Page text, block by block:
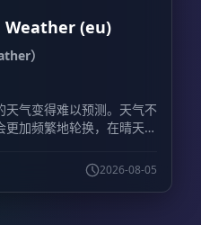
系统选项。 **快速开
64 100`。 2. 站在玩家
`120 64 100`。 3. 执行
技场”菜单，为相应套装创
添加竞技场。每种套装最多
Weather (eu)
）
天气变得难以预测。天气不
加频繁地轮换，在晴天、
2026-08-05